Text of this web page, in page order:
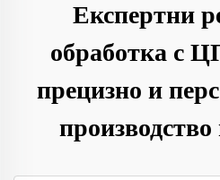
Експертни
обработка с
прецизно и